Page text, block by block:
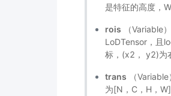
是特征的高度，
rois （Variable
LoDTensor，且
标，(x2， y2)为
trans （
为[N，C，H，